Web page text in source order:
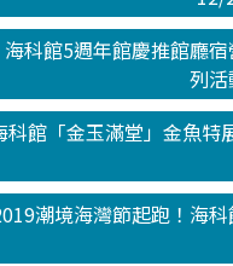
海科館5週年館慶推館廳
列
科館「金玉滿堂」金魚特
潮境海灣節起跑！海